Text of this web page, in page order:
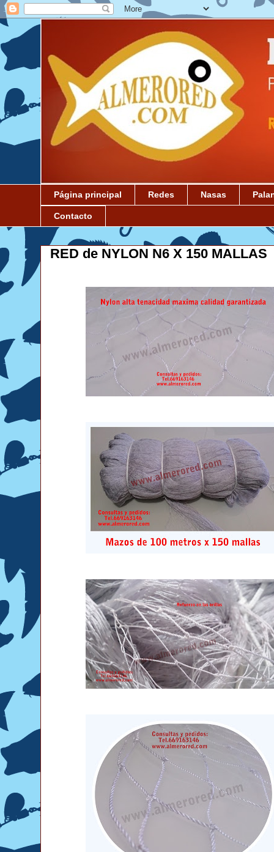
Página principal Redes Nasas
Contacto
RED de NYLON N6 X 150 MALLAS